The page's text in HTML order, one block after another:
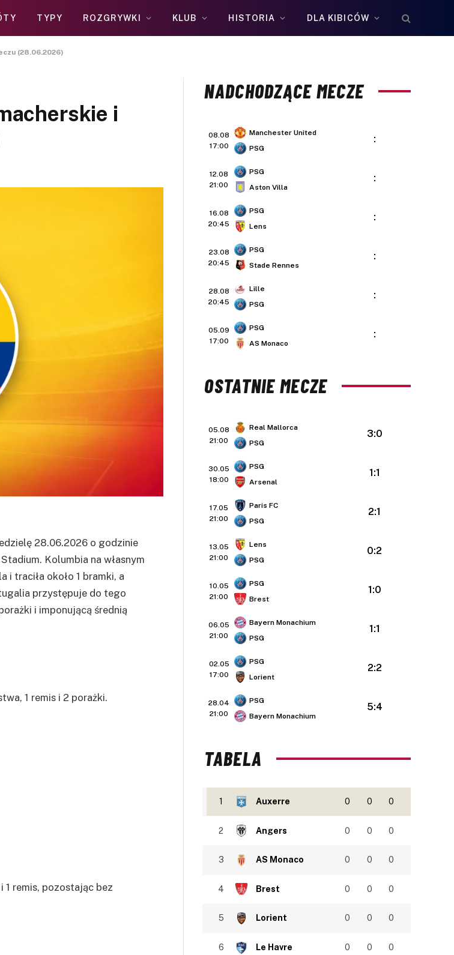
TYPY ROZGRYWKI KLUB HISTORIA DLA KIBICÓW
(28.06.2026)
i
28.06.2026 o godzinie
Kolumbia na własnym
i traciła około 1 bramki, a
przystępuje do tego
i imponującą średnią
1 remis i 2 porażki.
1 remis, pozostając bez
NADCHODZĄCE MECZE
08.08
17:00
Manchester United
PSG
:
12.08
21:00
PSG
Aston Villa
:
16.08
20:45
PSG
Lens
:
23.08
20:45
PSG
Stade Rennes
:
28.08
20:45
Lille
PSG
:
05.09
17:00
PSG
AS Monaco
:
OSTATNIE MECZE
05.08
21:00
Real Mallorca
PSG
3:0
30.05
18:00
PSG
Arsenal
1:1
17.05
21:00
Paris FC
PSG
2:1
13.05
21:00
Lens
PSG
0:2
10.05
21:00
PSG
Brest
1:0
06.05
21:00
Bayern Monachium
PSG
1:1
02.05
17:00
PSG
Lorient
2:2
28.04
21:00
PSG
Bayern Monachium
5:4
TABELA
1 Auxerre 0 0 0
2 Angers 0 0 0
3 AS Monaco 0 0 0
4 Brest 0 0 0
5 Lorient 0 0 0
6 Le Havre 0 0 0